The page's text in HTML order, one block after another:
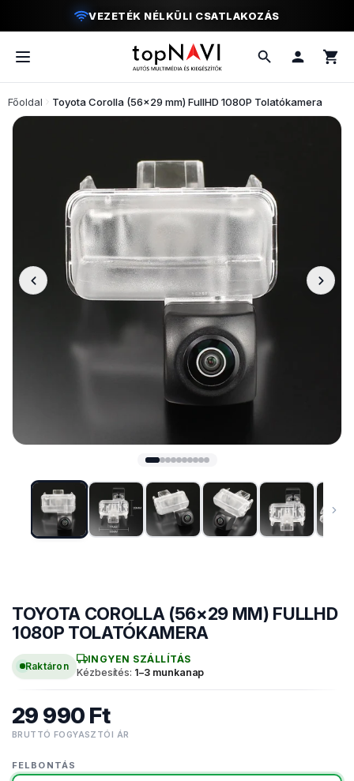
VEZETÉK NÉLKÜLI CSATLAKOZÁS
Főoldal Toyota Corolla (56×29 mm) FullHD 1080P Tolatókamera
MÁRKASPECIFIKUS TOLATÓKAMERA
TOYOTA COROLLA (56×29 MM) FULLHD
1080P TOLATÓKAMERA
INGYEN SZÁLLÍTÁS
Kézbesítés: 1–3 munkanap
Raktáron
29 990 Ft
BRUTTÓ FOGYASZTÓI ÁR
FELBONTÁS